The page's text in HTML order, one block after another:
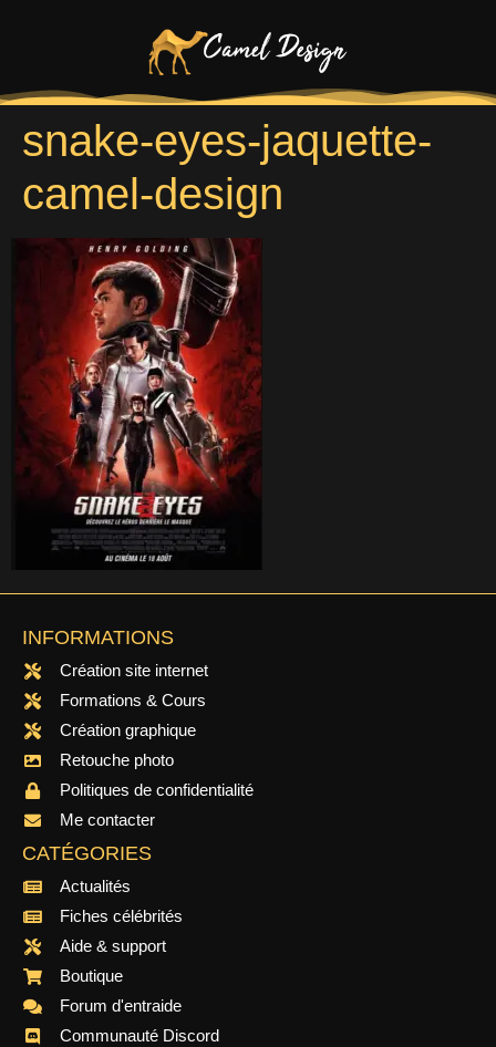
snake-eyes-jaquette-
camel-design
INFORMATIONS
Création site internet
Formations & Cours
Création graphique
Retouche photo
Politiques de confidentialité
Me contacter
CATÉGORIES
Actualités
Fiches célébrités
Aide & support
Boutique
Forum d'entraide
Communauté Discord